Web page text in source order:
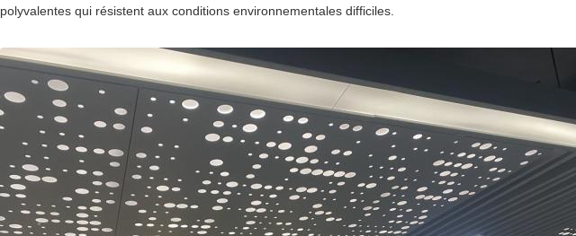
polyvalentes qui résistent aux conditions environnementales difficiles.